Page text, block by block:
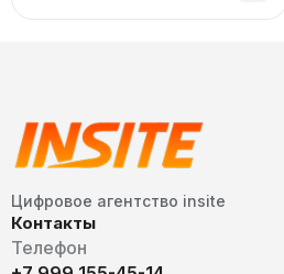
Цифровое агентство insite
Контакты
Телефон